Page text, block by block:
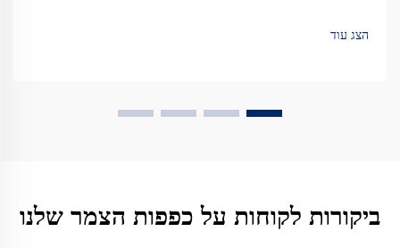
הצג עוד
ביקורות לקוחות על כפפות הצמר שלנו